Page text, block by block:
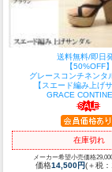
送料無料/即日
【50%OFF】
グレースコンチネンタ
【スエード編み上げ
GRACE
在庫切れ
メーカー希望小売価格
価格14,500円(＋税